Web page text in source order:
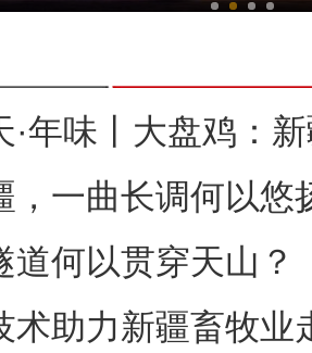
·年味丨大盘鸡：
，一曲长调何以悠
道何以贯穿天山？
术助力新疆畜牧业